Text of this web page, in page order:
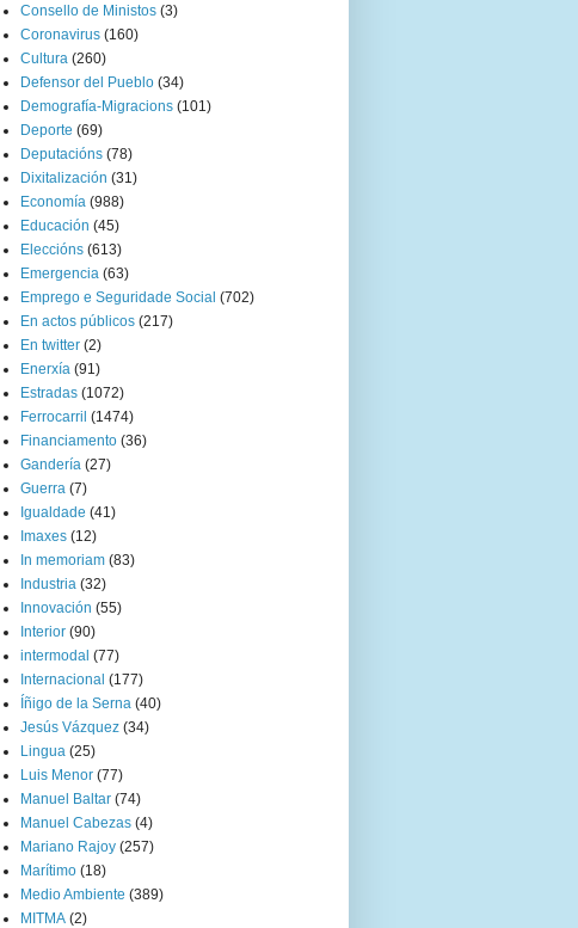
Consello de Ministos (3)
Coronavirus (160)
Cultura (260)
Defensor del Pueblo (34)
Demografía-Migracions (101)
Deporte (69)
Deputacións (78)
Dixitalización (31)
Economía (988)
Educación (45)
Eleccións (613)
Emergencia (63)
Emprego e Seguridade Social (702)
En actos públicos (217)
En twitter (2)
Enerxía (91)
Estradas (1072)
Ferrocarril (1474)
Financiamento (36)
Gandería (27)
Guerra (7)
Igualdade (41)
Imaxes (12)
In memoriam (83)
Industria (32)
Innovación (55)
Interior (90)
intermodal (77)
Internacional (177)
Íñigo de la Serna (40)
Jesús Vázquez (34)
Lingua (25)
Luis Menor (77)
Manuel Baltar (74)
Manuel Cabezas (4)
Mariano Rajoy (257)
Marítimo (18)
Medio Ambiente (389)
MITMA (2)